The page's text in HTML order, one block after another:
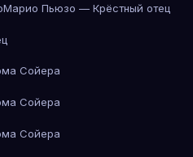
Марио Пьюзо — Крёстный отец
Сойера
Сойера
Сойера